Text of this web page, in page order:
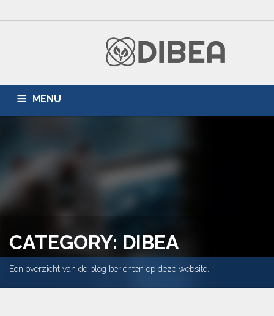
MENU
CATEGORY: DIBEA
Een overzicht van de blog berichten op deze website.